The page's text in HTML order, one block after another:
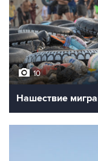
10
Нашествие